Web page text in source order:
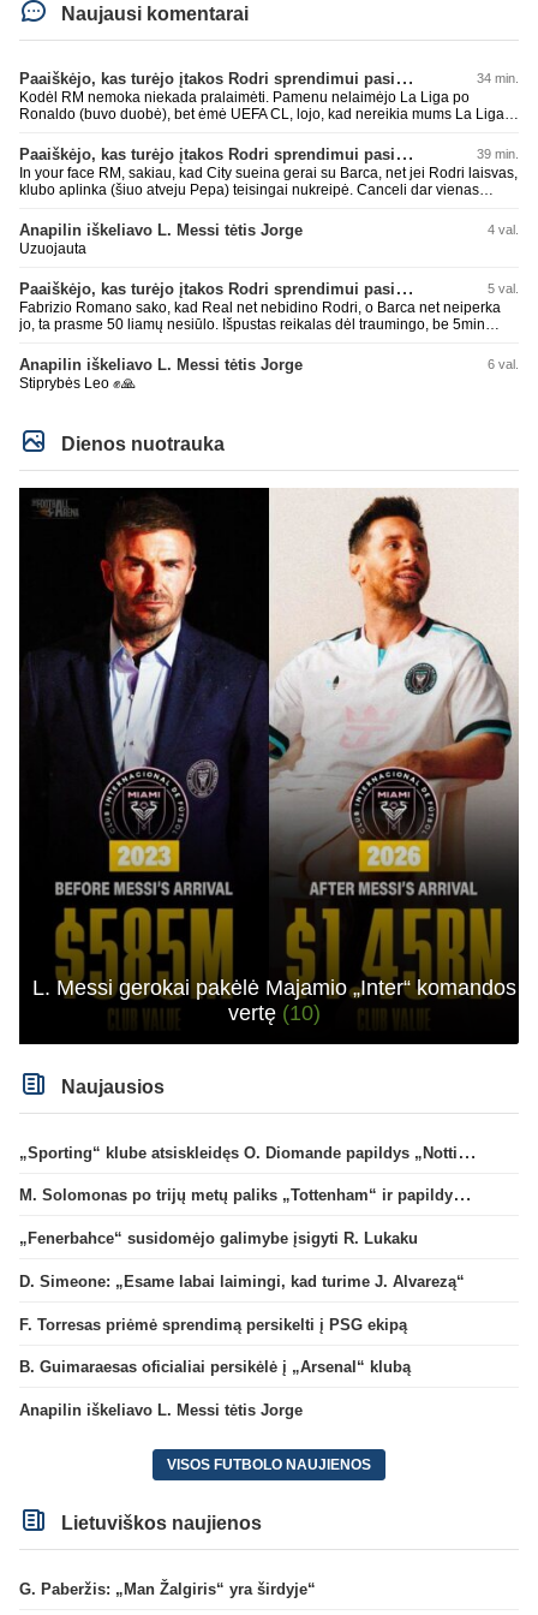
Naujausi komentarai
Paaiškėjo, kas turėjo įtakos Rodri sprendimui pasirinkti Barselonos pusę 34 min.
Kodėl RM nemoka niekada pralaimėti. Pamenu nelaimėjo La Liga po
Ronaldo (buvo duobė), bet ėmė UEFA CL, lojo, kad nereikia mums La Liga,
laimėti La Liga. Dabar vėl gavo nuo Barcos ir Rodri ateina ne pas juos, vėl
nereikia mums jo, senas ir t.t. Gal davai vyriškai priimkit tuos pralaimėjimus
be kvailų nereikia, nenorim ir t.t.
Paaiškėjo, kas turėjo įtakos Rodri sprendimui pasirinkti Barselonos pusę 39 min.
In your face RM, sakiau, kad City sueina gerai su Barca, net jei Rodri laisvas,
klubo aplinka (šiuo atveju Pepa) teisingai nukreipė. Canceli dar vienas
Super
Anapilin iškeliavo L. Messi tėtis Jorge 4 val.
Uzuojauta
Paaiškėjo, kas turėjo įtakos Rodri sprendimui pasirinkti Barselonos pusę 5 val.
Fabrizio Romano sako, kad Real net nebidino Rodri, o Barca net neiperka
jo, ta prasme 50 liamų nesiūlo. Išpustas reikalas dėl traumingo, be 5min
Anapilin iškeliavo L. Messi tėtis Jorge 6 val.
Stiprybės Leo ✊🙏
Dienos nuotrauka
L. Messi gerokai pakėlė Majamio „Inter“ komandos
vertę (10)
Naujausios
„Sporting“ klube atsiskleidęs O. Diomande papildys „Nottingham“ gretas
M. Solomonas po trijų metų paliks „Tottenham“ ir papildys „West Ham“ klubą
„Fenerbahce“ susidomėjo galimybe įsigyti R. Lukaku
D. Simeone: „Esame labai laimingi, kad turime J. Alvarezą“
F. Torresas priėmė sprendimą persikelti į PSG ekipą
B. Guimaraesas oficialiai persikėlė į „Arsenal“ klubą
Anapilin iškeliavo L. Messi tėtis Jorge
VISOS FUTBOLO NAUJIENOS
Lietuviškos naujienos
G. Paberžis: „Man Žalgiris“ yra širdyje“